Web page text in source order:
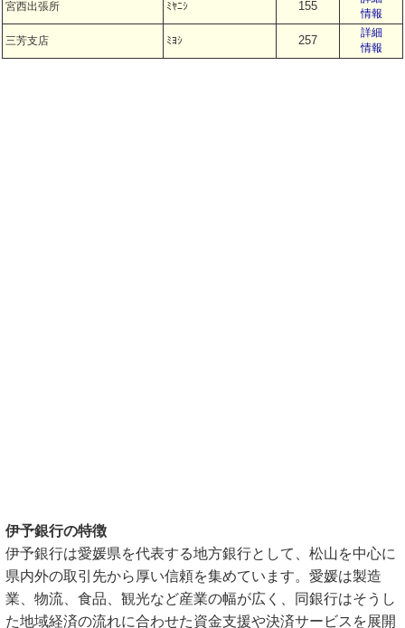
宮西出張所 ﾐﾔﾆｼ 155
情報
三芳支店 ﾐﾖｼ 257
詳細
情報
伊予銀行の特徴
伊予銀行は愛媛県を代表する地方銀行として、松山を中心に
県内外の取引先から厚い信頼を集めています。愛媛は製造
業、物流、食品、観光など産業の幅が広く、同銀行はそうし
た地域経済の流れに合わせた資金支援や決済サービスを展開